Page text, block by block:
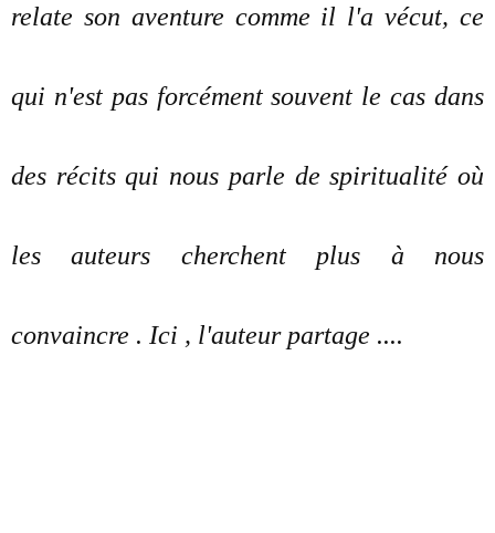
relate son aventure comme il l'a vécut, ce
qui n'est pas forcément souvent le cas dans
des récits qui nous parle de spiritualité où
les auteurs cherchent plus à nous
convaincre . Ici , l'auteur partage ....